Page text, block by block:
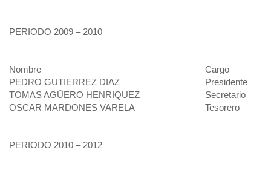
PERIODO 2009 – 2010
Nombre
Cargo
PEDRO GUTIERREZ DIAZ
Presidente
TOMAS AGÜERO HENRIQUEZ
Secretario
OSCAR MARDONES VARELA
Tesorero
PERIODO 2010 – 2012